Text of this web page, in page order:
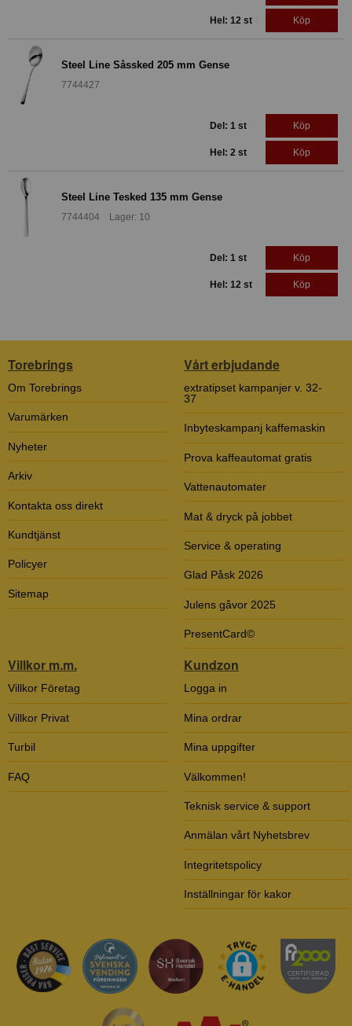
Hel: 12 st Köp
Steel Line Såssked 205 mm Gense
7744427
Del: 1 st Köp
Hel: 2 st Köp
Steel Line Tesked 135 mm Gense
7744404 Lager: 10
Del: 1 st Köp
Hel: 12 st Köp
Torebrings
Om Torebrings
Varumärken
Nyheter
Arkiv
Kontakta oss direkt
Kundtjänst
Policyer
Sitemap
Vårt erbjudande
extratipset kampanjer v. 32-
37
Inbyteskampanj kaffemaskin
Prova kaffeautomat gratis
Vattenautomater
Mat & dryck på jobbet
Service & operating
Glad Påsk 2026
Julens gåvor 2025
PresentCard©
Villkor m.m.
Villkor Företag
Villkor Privat
Turbil
FAQ
Kundzon
Logga in
Mina ordrar
Mina uppgifter
Välkommen!
Teknisk service & support
Anmälan vårt Nyhetsbrev
Integritetspolicy
Inställningar för kakor